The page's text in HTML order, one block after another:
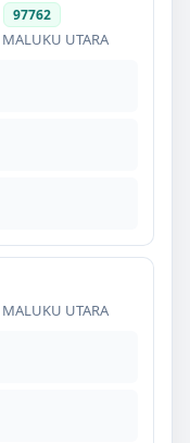
97762
MALUKU UTARA
MALUKU UTARA